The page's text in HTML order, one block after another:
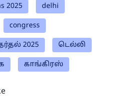
2025 delhi
congress
2025 டெல்லி
காங்கிரஸ்